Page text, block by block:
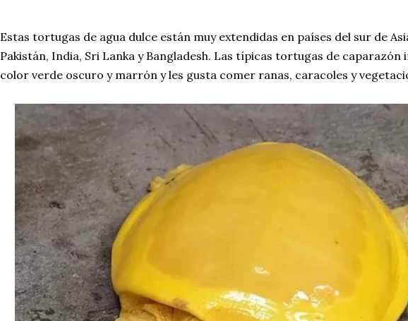
Estas tortugas de agua dulce están muy extendidas en países del sur de
Pakistán, India, Sri Lanka y Bangladesh. Las típicas tortugas de caparazón
color verde oscuro y marrón y les gusta comer ranas, caracoles y